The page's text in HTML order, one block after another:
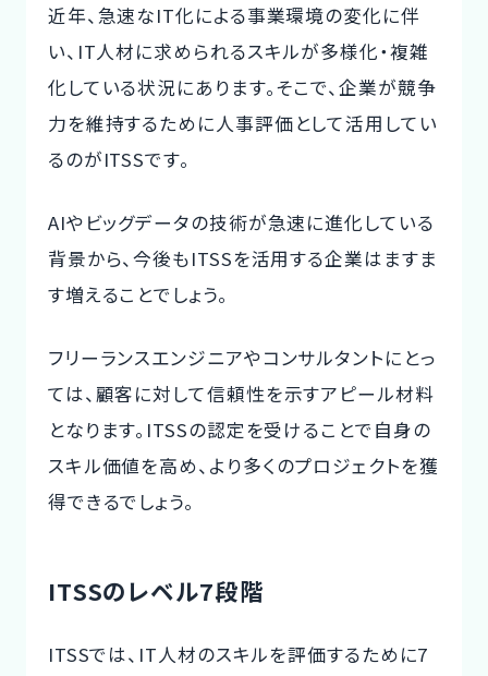
近年、急速なIT化による事業環境の変化に伴
い、IT人材に求められるスキルが多様化・複雑
化している状況にあります。そこで、企業が競争
力を維持するために人事評価として活用してい
るのがITSSです。
AIやビッグデータの技術が急速に進化している
背景から、今後もITSSを活用する企業はますま
す増えることでしょう。
フリーランスエンジニアやコンサルタントにとっ
ては、顧客に対して信頼性を示すアピール材料
となります。ITSSの認定を受けることで自身の
スキル価値を高め、より多くのプロジェクトを獲
得できるでしょう。
ITSSのレベル7段階
ITSSでは、IT人材のスキルを評価するために7